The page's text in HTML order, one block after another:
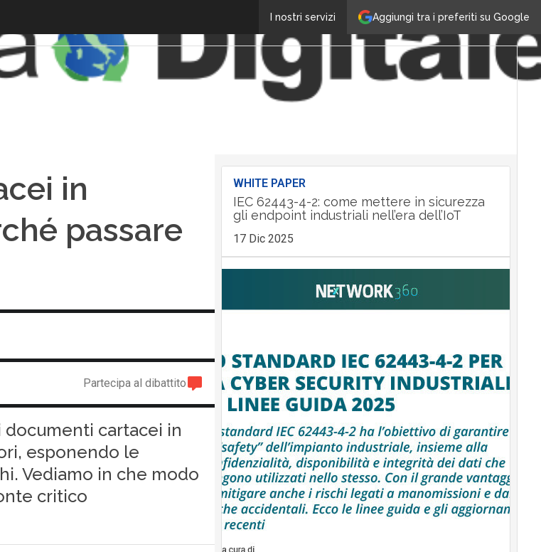
Aggiungi tra i preferiti su Google
I nostri servizi
in
passare
Partecipa al dibattito
cartacei in
esponendo le
Vediamo in che modo
critico
WHITE PAPER
IEC 62443-4-2: come mettere in sicurezza
gli endpoint industriali nell’era dell’IoT
17 Dic 2025